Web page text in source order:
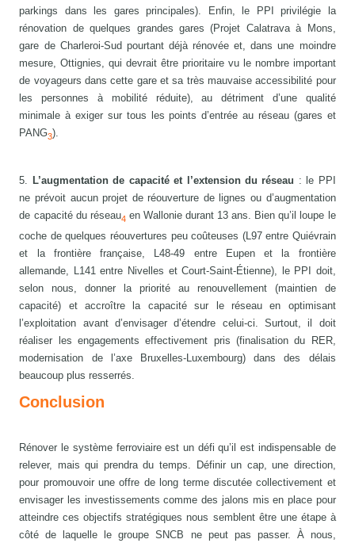
parkings dans les gares principales). Enfin, le PPI privilégie la
rénovation de quelques grandes gares (Projet Calatrava à Mons,
gare de Charleroi-Sud pourtant déjà rénovée et, dans une moindre
mesure, Ottignies, qui devrait être prioritaire vu le nombre important
de voyageurs dans cette gare et sa très mauvaise accessibilité pour
les personnes à mobilité réduite), au détriment d’une qualité
minimale à exiger sur tous les points d’entrée au réseau (gares et
PANG3).
5. L’augmentation de capacité et l’extension du réseau : le PPI
ne prévoit aucun projet de réouverture de lignes ou d’augmentation
de capacité du réseau4 en Wallonie durant 13 ans. Bien qu’il loupe le
coche de quelques réouvertures peu coûteuses (L97 entre Quiévrain
et la frontière française, L48-49 entre Eupen et la frontière
allemande, L141 entre Nivelles et Court-Saint-Étienne), le PPI doit,
selon nous, donner la priorité au renouvellement (maintien de
capacité) et accroître la capacité sur le réseau en optimisant
l’exploitation avant d’envisager d’étendre celui-ci. Surtout, il doit
réaliser les engagements effectivement pris (finalisation du RER,
modernisation de l’axe Bruxelles-Luxembourg) dans des délais
beaucoup plus resserrés.
Conclusion
Rénover le système ferroviaire est un défi qu’il est indispensable de
relever, mais qui prendra du temps. Définir un cap, une direction,
pour promouvoir une offre de long terme discutée collectivement et
envisager les investissements comme des jalons mis en place pour
atteindre ces objectifs stratégiques nous semblent être une étape à
côté de laquelle le groupe SNCB ne peut pas passer. À nous,